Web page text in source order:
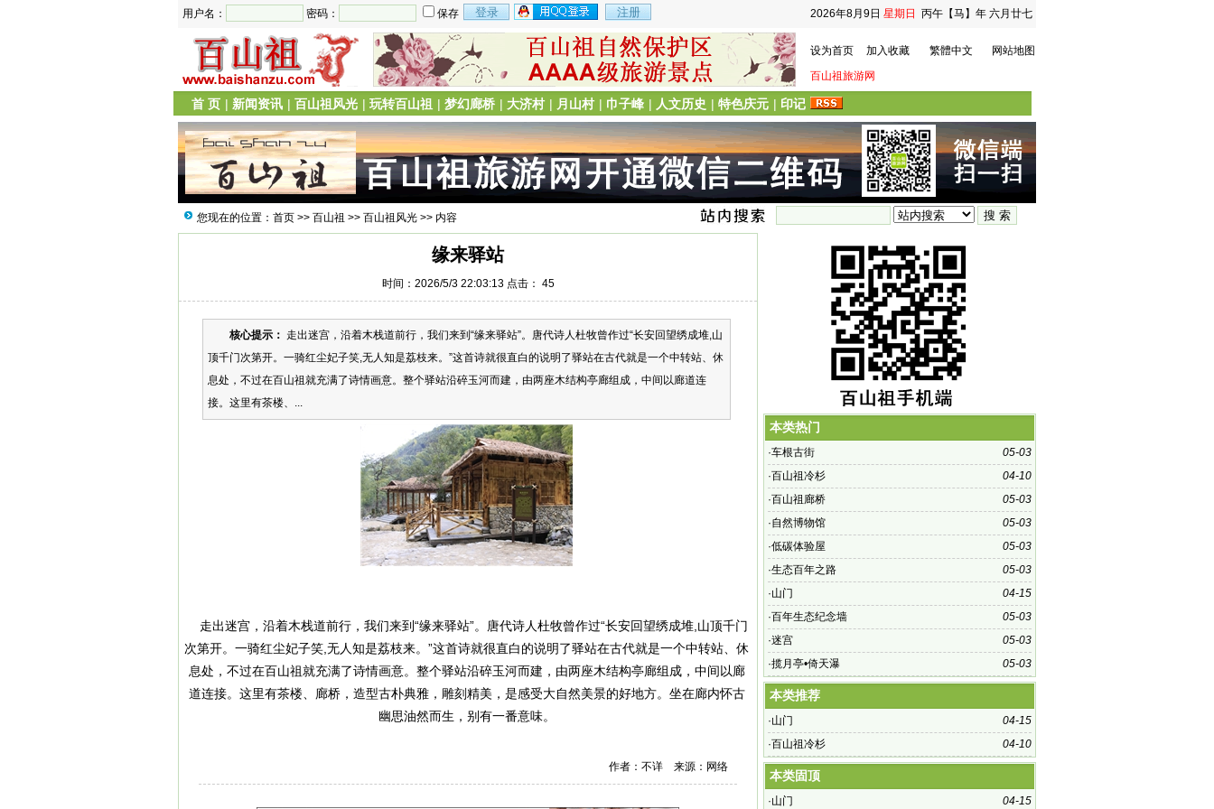
2026年8月9日 星期日 丙午【马】年 六月廿七
用户名： 密码： 保存
设为首页 加入收藏 繁體中文
网站地图
百山祖旅游网
首 页 | 新闻资讯 | 百山祖风光 | 玩转百山祖 | 梦幻廊桥 | 大济村 | 月山村 | 巾子峰 | 人文历史 | 特色庆元 | 印记
您现在的位置： 首页 >> 百山祖 >> 百山祖风光 >> 内容
缘来驿站
时间：2026/5/3 22:03:13 点击： 45
核心提示： 走出迷宫，沿着木栈道前行，我们来到“缘来驿站”。唐代诗人杜牧曾作过“长安回望绣成堆,山
顶千门次第开。一骑红尘妃子笑,无人知是荔枝来。”这首诗就很直白的说明了驿站在古代就是一个中转站、休
息处，不过在百山祖就充满了诗情画意。整个驿站沿碎玉河而建，由两座木结构亭廊组成，中间以廊道连
接。这里有茶楼、...
走出迷宫，沿着木栈道前行，我们来到“缘来驿站”。唐代诗人杜牧曾作过“长安回望绣成堆,山顶千门
次第开。一骑红尘妃子笑,无人知是荔枝来。”这首诗就很直白的说明了驿站在古代就是一个中转站、休
息处，不过在百山祖就充满了诗情画意。整个驿站沿碎玉河而建，由两座木结构亭廊组成，中间以廊
道连接。这里有茶楼、廊桥，造型古朴典雅，雕刻精美，是感受大自然美景的好地方。坐在廊内怀古
幽思油然而生，别有一番意味。
作者：不详 来源：网络
本类热门
05-03
·车根古街
04-10
·百山祖冷杉
05-03
·百山祖廊桥
05-03
·自然博物馆
05-03
·低碳体验屋
05-03
·生态百年之路
04-15
·山门
05-03
·百年生态纪念墙
05-03
·迷宫
05-03
·揽月亭•倚天瀑
本类推荐
04-15
·山门
04-10
·百山祖冷杉
本类固顶
04-15
·山门